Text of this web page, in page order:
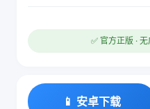
✅ 官方正版 ·
📱 安卓下载